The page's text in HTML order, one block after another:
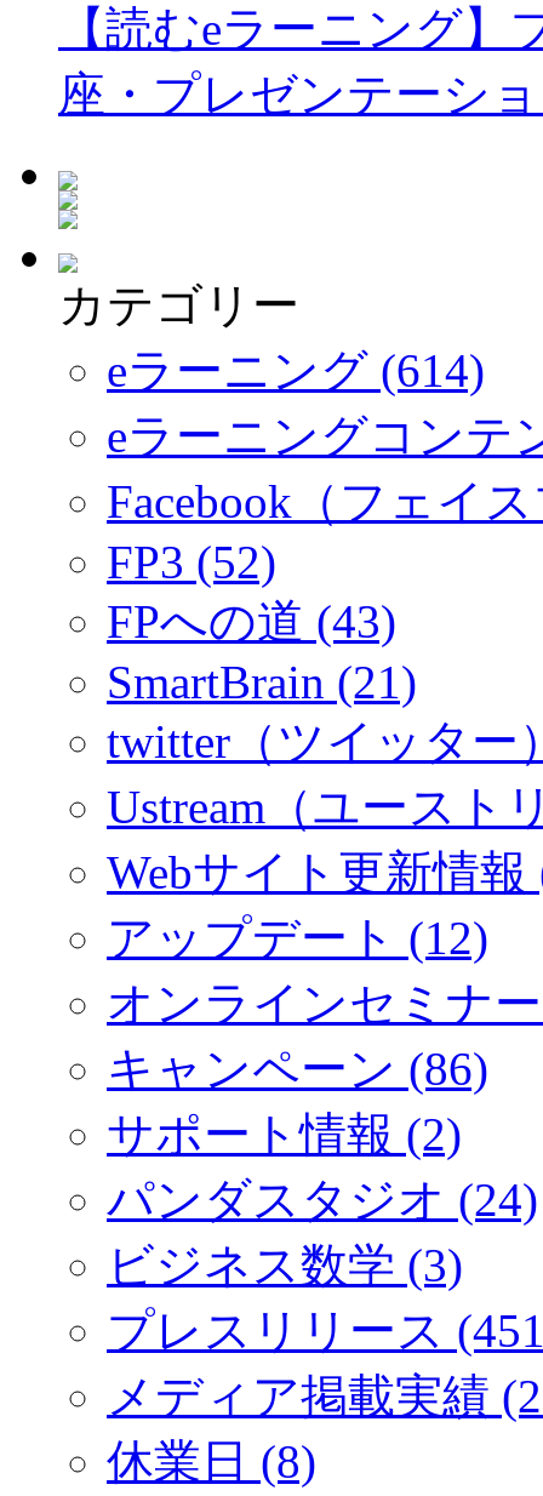
【読むeラーニング
座・プレゼンテーシ
カテゴリー
eラーニング (614)
eラーニングコンテ
Facebook（フェイ
FP3 (52)
FPへの道 (43)
SmartBrain (21)
twitter（ツイッター
Ustream（ユースト
Webサイト更新情報
アップデート (12)
オンラインセミナ
キャンペーン (86)
サポート情報 (2)
パンダスタジオ (24)
ビジネス数学 (3)
プレスリリース
メディア掲載実績
休業日 (8)